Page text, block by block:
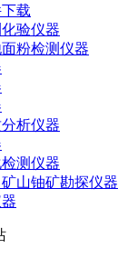
载
验仪器
面粉检测仪器
析仪器
测仪器
矿山铀矿勘探仪器